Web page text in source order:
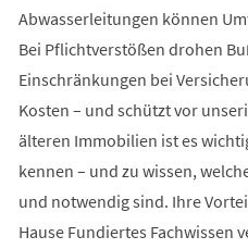
Abwasserleitungen können
Bei Pflichtverstößen drohen
Einschränkungen bei
Kosten – und schützt vor
älteren Immobilien ist es
kennen – und zu wissen,
und notwendig sind. Ihre
Hause Fundiertes Fachwissen